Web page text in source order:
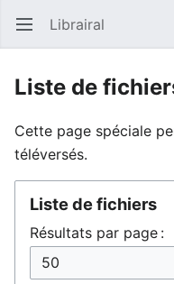
Ouvrir le menu principal Librairal
Liste de
Cette page spéciale
téléversés.
Liste de fichiers
Résultats par page :